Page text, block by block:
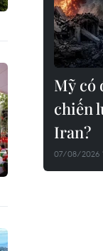
Mỹ có
chiến
Iran?
07/08/2026